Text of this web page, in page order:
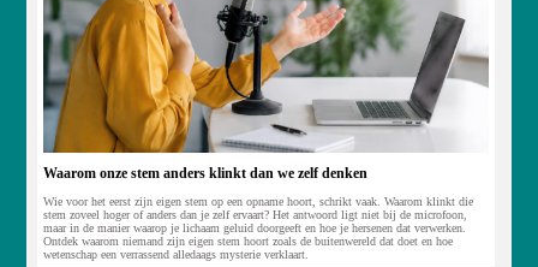
Waarom onze stem anders klinkt dan we zelf denken
Wie voor het eerst zijn eigen stem op een opname hoort, schrikt vaak. Waarom klinkt die
stem zoveel hoger of anders dan je zelf ervaart? Het antwoord ligt niet bij de microfoon,
maar in de manier waarop je lichaam geluid doorgeeft en hoe je hersenen dat verwerken.
Ontdek waarom niemand zijn eigen stem hoort zoals de buitenwereld dat doet en hoe
wetenschap een verrassend alledaags mysterie verklaart.